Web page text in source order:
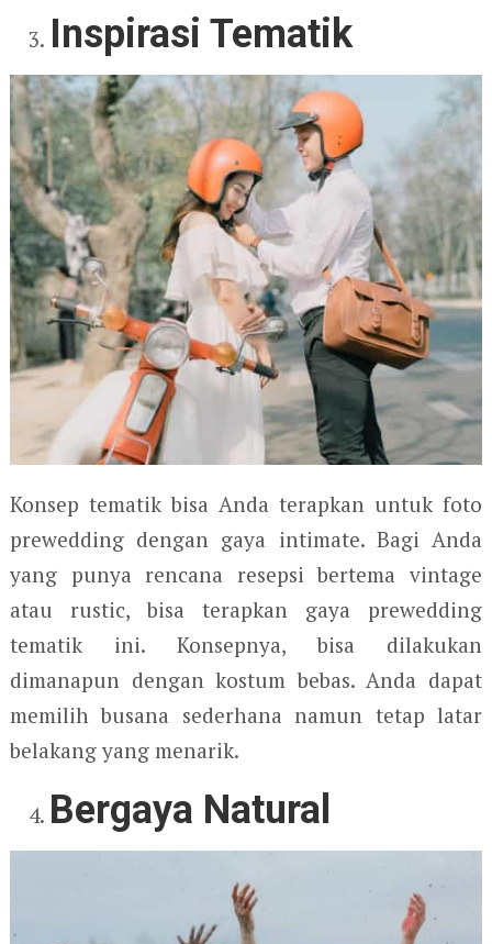
Inspirasi Tematik
Konsep tematik bisa Anda terapkan untuk foto
prewedding dengan gaya intimate. Bagi Anda
yang punya rencana resepsi bertema vintage
atau rustic, bisa terapkan gaya prewedding
tematik ini. Konsepnya, bisa dilakukan
dimanapun dengan kostum bebas. Anda dapat
memilih busana sederhana namun tetap latar
belakang yang menarik.
Bergaya Natural